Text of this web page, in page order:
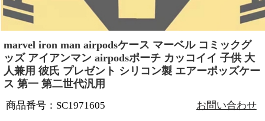
marvel iron man airpodsケース マーベル コミックグ
ッズ アイアンマン airpodsポーチ カッコイイ 子供 大
人兼用 彼氏 プレゼント シリコン製 エアーポッズケー
ス 第一 第二世代汎用
商品番号：SC1971605 お問い合わせ